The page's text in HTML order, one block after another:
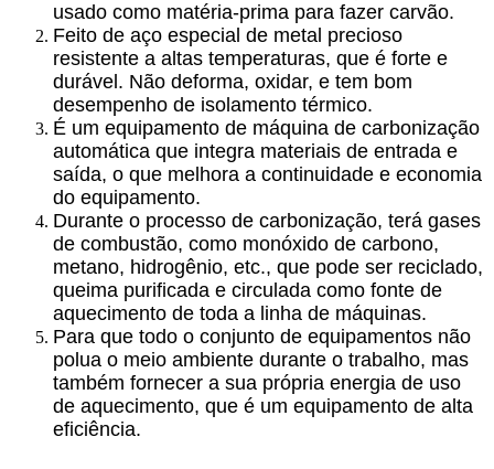
usado como matéria-prima para fazer carvão.
Feito de aço especial de metal precioso
resistente a altas temperaturas, que é forte e
durável. Não deforma, oxidar, e tem bom
desempenho de isolamento térmico.
É um equipamento de máquina de carbonização
automática que integra materiais de entrada e
saída, o que melhora a continuidade e economia
do equipamento.
Durante o processo de carbonização, terá gases
de combustão, como monóxido de carbono,
metano, hidrogênio, etc., que pode ser reciclado,
queima purificada e circulada como fonte de
aquecimento de toda a linha de máquinas.
Para que todo o conjunto de equipamentos não
polua o meio ambiente durante o trabalho, mas
também fornecer a sua própria energia de uso
de aquecimento, que é um equipamento de alta
eficiência.